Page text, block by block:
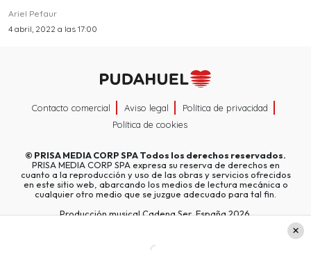
Ariel Pefaur
4 abril, 2022 a las 17:00
Contacto comercial Aviso legal
Política de privacidad
Política de cookies
© PRISA MEDIA CORP SPATodos los derechos reservados.
PRISA MEDIA CORP SPA expresa su reserva de derechos en
cuanto a la reproducción y uso de las obras y servicios ofrecidos
en este sitio web, abarcando los medios de lectura mecánica o
cualquier otro medio que se juzgue adecuado para tal fin.
Producción musical Cadena Ser, España 2026.